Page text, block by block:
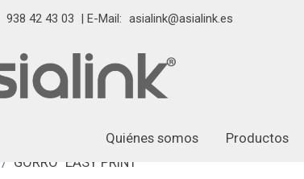
938 42 43 03 | E-Mail: asialink@asialink.es
Quiénes somos Productos
GORRO "EASY PRINT"